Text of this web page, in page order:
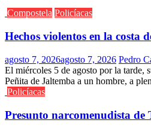
Compostela Policíacas
Hechos violentos en la costa
agosto 7, 2026agosto 7, 2026 Pedro
El miércoles 5 de agosto por la tarde,
Peñita de Jaltemba a un hombre, a
Policíacas
Presunto narcomenudista de